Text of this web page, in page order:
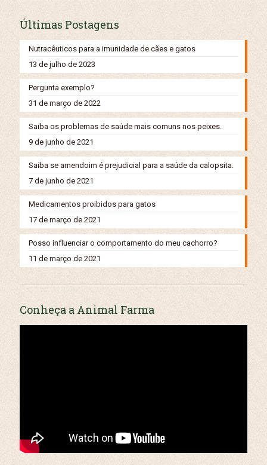
Últimas Postagens
Nutracêuticos para a imunidade de cães e gatos
13 de julho de 2023
Pergunta exemplo?
31 de março de 2022
Saiba os problemas de saúde mais comuns nos peixes.
9 de junho de 2021
Saiba se amendoim é prejudicial para a saúde da calopsita.
7 de junho de 2021
Medicamentos proibidos para gatos
17 de março de 2021
Posso influenciar o comportamento do meu cachorro?
11 de março de 2021
Conheça a Animal Farma